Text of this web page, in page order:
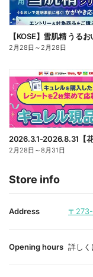
2月28日 ～ 2月28日
2月28日 ～8月31日
Store info
Address 〒
Opening hours 詳しく